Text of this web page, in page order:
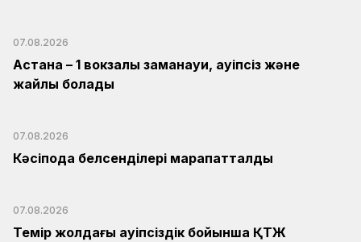
07.08.2026
Астана – 1 вокзалы заманауи, қауіпсіз және
жайлы болады
07.08.2026
Кәсіподақ белсенділері марапатталды
07.08.2026
Темір жолдағы қауіпсіздік бойынша ҚТЖ